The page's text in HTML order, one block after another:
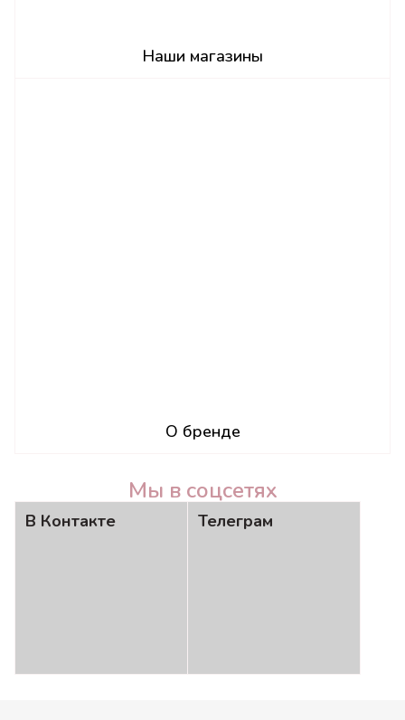
Наши магазины
О бренде
Мы в соцсетях
В Контакте Телеграм